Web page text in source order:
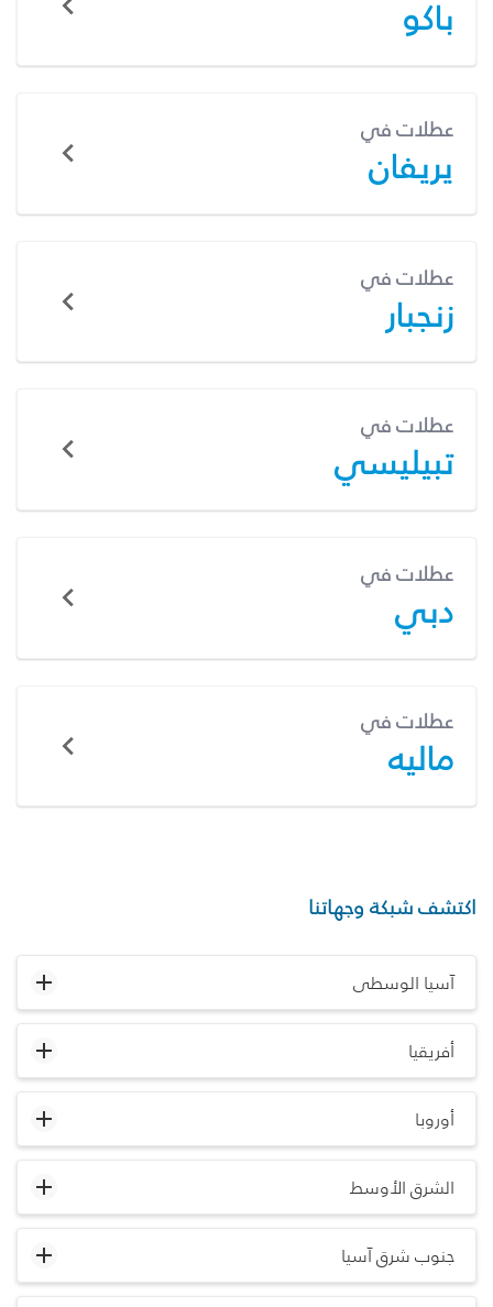
باكو
عطلات في
يريفان
عطلات في
زنجبار
عطلات في
تبيليسي
عطلات في
دبي
عطلات في
ماليه
اكتشف شبكة وجهاتنا
آسيا الوسطى
أفريقيا
أوروبا
الشرق الأوسط
جنوب شرق آسيا